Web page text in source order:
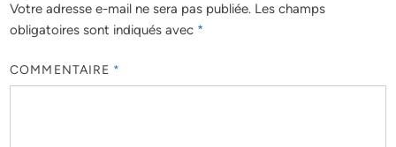
Votre adresse e-mail ne sera pas publiée. Les champs
obligatoires sont indiqués avec *
COMMENTAIRE *